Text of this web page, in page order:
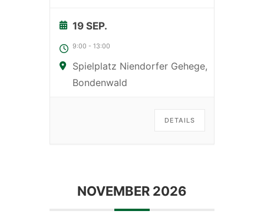
19 SEP.
9:00 - 13:00
Spielplatz Niendorfer Gehege,
Bondenwald
DETAILS
NOVEMBER 2026